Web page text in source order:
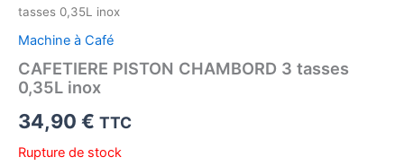
tasses 0,35L inox
Machine à Café
CAFETIERE PISTON CHAMBORD 3 tasses
0,35L inox
34,90 € TTC
Rupture de stock